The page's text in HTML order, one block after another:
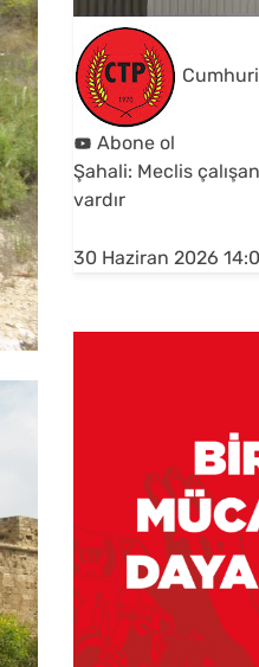
Abone ol
Şahali: Meclis
vardır
30 Haziran 2026